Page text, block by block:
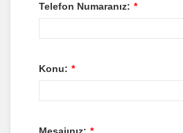
Telefon Numaranız: *
Konu: *